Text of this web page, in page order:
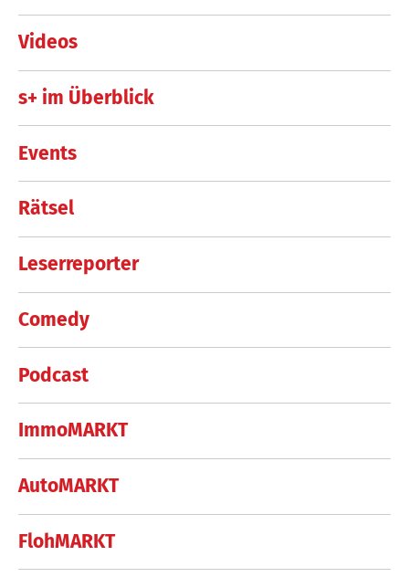
Videos
s+ im Überblick
Events
Rätsel
Leserreporter
Comedy
Podcast
ImmoMARKT
AutoMARKT
FlohMARKT